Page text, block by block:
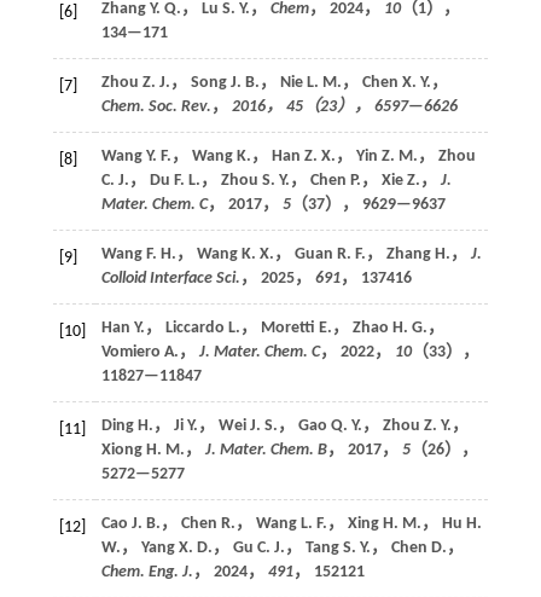
[6] Zhang Y. Q.， Lu S. Y.， Chem， 2024， 10（1），
134—171
[7]
Zhou Z. J.， Song J. B.， Nie L. M.， Chen X. Y.，
Chem. Soc. Rev. ， 2016， 45（23）， 6597—6626
[8]
Wang Y. F.， Wang K.， Han Z. X.， Yin Z. M.， Zhou
C. J.， Du F. L.， Zhou S. Y.， Chen P.， Xie Z.， J.
Mater. Chem. C， 2017， 5（37）， 9629—9637
[9] Wang F. H.， Wang K. X.， Guan R. F.， Zhang H.， J.
Colloid Interface Sci. ， 2025， 691， 137416
[10]
Han Y.， Liccardo L.， Moretti E.， Zhao H. G.，
Vomiero A.， J. Mater. Chem. C， 2022， 10（33），
11827—11847
[11]
Ding H.， Ji Y.， Wei J. S.， Gao Q. Y.， Zhou Z. Y.，
Xiong H. M.， J. Mater. Chem. B， 2017， 5（26），
5272—5277
[12]
Cao J. B.， Chen R.， Wang L. F.， Xing H. M.， Hu H.
W.， Yang X. D.， Gu C. J.， Tang S. Y.， Chen D.，
Chem. Eng. J. ， 2024， 491， 152121